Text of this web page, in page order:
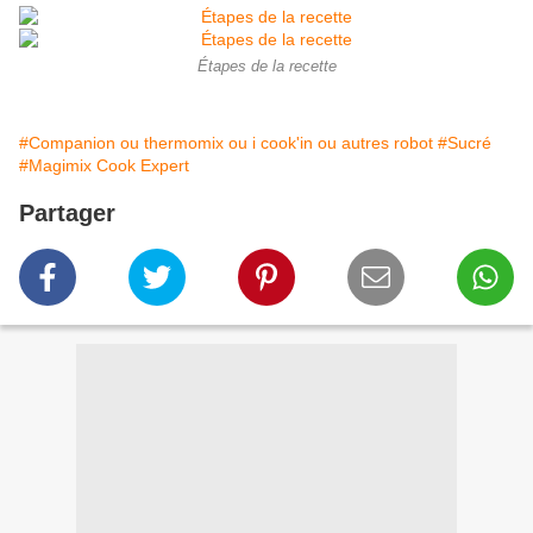
Étapes de la recette
#Companion ou thermomix ou i cook'in ou autres robot #Sucré
#Magimix Cook Expert
Partager